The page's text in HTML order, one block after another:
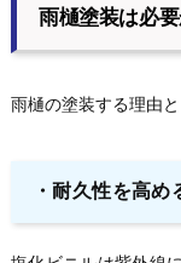
雨樋塗装は必
雨樋の塗装する理由
・耐久性を高め